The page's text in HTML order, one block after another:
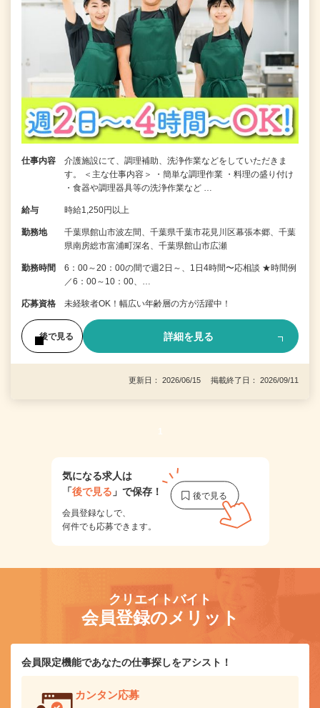
仕事内容
介護施設にて、調理補助、洗浄作業などをしていただきま
す。 ＜主な仕事内容＞ ・簡単な調理作業 ・料理の盛り付け
・食器や調理器具等の洗浄作業など …
給与 時給1,250円以上
勤務地
千葉県館山市波左間、千葉県千葉市花見川区幕張本郷、千葉
県南房総市富浦町深名、千葉県館山市広瀬
勤務時間
6：00～20：00の間で週2日～、1日4時間〜応相談 ★時間例
／6：00～10：00、…
応募資格 未経験者OK！幅広い年齢層の方が活躍中！
後で見る 詳細を見る
更新日： 2026/06/15 掲載終了日： 2026/09/11
1
気になる求人は
「後で見る 」で保存！
会員登録なしで、
何件でも応募できます。
クリエイトバイト
会員登録のメリット
会員限定機能であなたの仕事探しをアシスト！
カンタン応募